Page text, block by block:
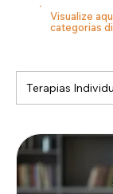
Terapias
Visualize
categorias